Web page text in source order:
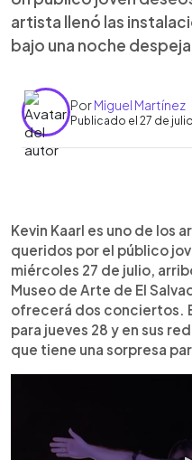
artista llenó las
bajo una noche
PorMiguel Martínez
Publicado el 27 de
► Escuchar artículo
Kevin Kaarl es uno de los
queridos por el público
miércoles 27 de julio,
Museo de Arte de El
ofrecerá dos conciertos.
para jueves 28 y en sus
que tiene una sorpresa